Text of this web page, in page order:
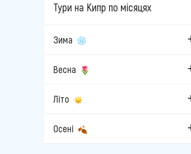
Тури на Кипр по місяцях
Зима
Весна
Літо
Осені